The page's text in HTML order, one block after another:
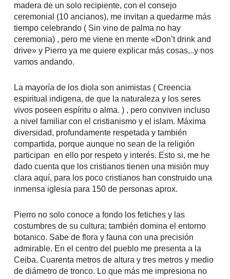
madera de un solo recipiente, con el consejo
ceremonial (10 ancianos), me invitan a quedarme más
tiempo celebrando ( Sin vino de palma no hay
ceremonia) , pero me viene en mente «Don’t drink and
drive» y Pierro ya me quiere explicar más cosas,..y nos
vamos andando.
La mayoría de los diola son animistas ( Creencia
espiritual indigena, de que la naturaleza y los seres
vivos poseen espíritu o alma. ) , pero conviven incluso
a nivel familiar con el cristianismo y el islam. Máxima
diversidad, profundamente respetada y también
compartida, porque aunque no sean de la religión
participan en ello por respeto y interés. Esto si, me he
dado cuenta que los cristianos tienen una misión muy
clara aquí, para los poco cristianos han construido una
inmensa iglesia para 150 de personas aprox.
Pierro no solo conoce a fondo los fetiches y las
costumbres de su cultura; también domina el entorno
botanico. Sabe de flora y fauna con una precisión
admirable. En el centro del pueblo me presenta a la
Ceiba. Cuarenta metros de altura y tres metros y medio
de diámetro de tronco. Lo que más me impresiona no